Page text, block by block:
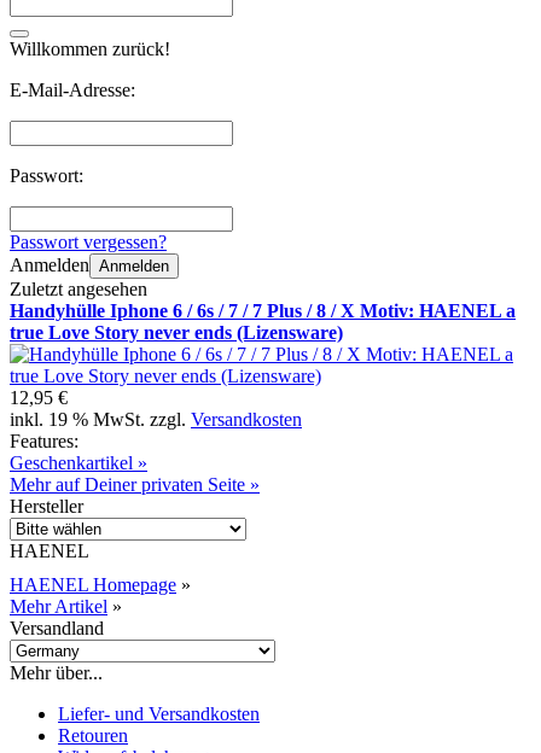
Willkommen zurück!
E-Mail-Adresse:
Passwort:
Passwort vergessen?
Anmelden Anmelden
Zuletzt angesehen
Handyhülle Iphone 6 / 6s / 7 / 7 Plus / 8 / X Motiv: HAENEL a
true Love Story never ends (Lizensware)
12,95 €
inkl. 19 % MwSt. zzgl. Versandkosten
Features:
Geschenkartikel »
Mehr auf Deiner privaten Seite »
Hersteller
HAENEL
HAENEL Homepage »
Mehr Artikel »
Versandland
Mehr über...
Liefer- und Versandkosten
Retouren